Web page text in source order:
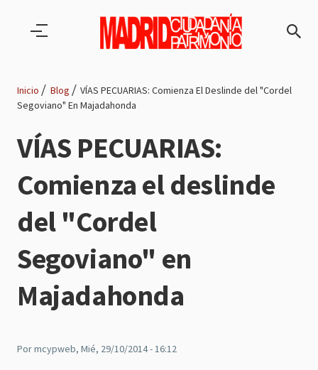
de
navegación
Inicio Blog
VÍAS PECUARIAS: Comienza El Deslinde del "Cordel
Segoviano" En Majadahonda
VÍAS PECUARIAS:
Comienza el deslinde
del "Cordel
Segoviano" en
Majadahonda
Pormcypweb, Mié, 29/10/2014 - 16:12